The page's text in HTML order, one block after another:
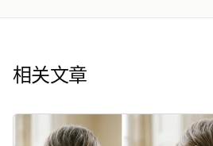
相关文章